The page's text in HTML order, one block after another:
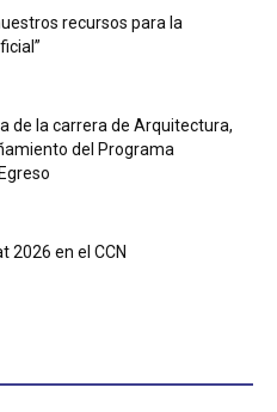
recursos para la
de la carrera de Arquitectura,
del Programa
2026 en el CCN